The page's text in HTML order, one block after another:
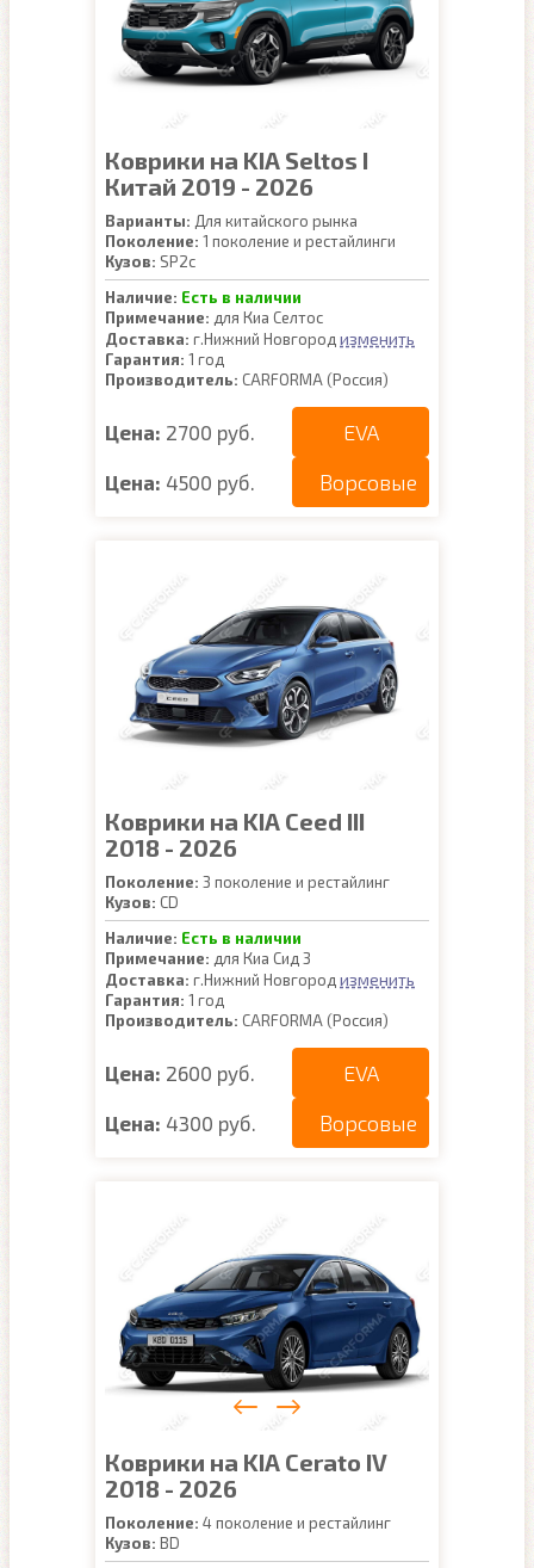
Коврики на KIA Seltos I
Китай 2019 - 2026
Варианты: Для китайского рынка
Поколение: 1 поколение и рестайлинги
Кузов: SP2c
Наличие: Есть в наличии
Примечание: для Киа Селтос
Доставка: г.Нижний Новгород изменить
Гарантия: 1 год
Производитель: CARFORMA (Россия)
Цена: 2700 руб. EVA
Цена: 4500 руб. Ворсовые
Коврики на KIA Ceed III
2018 - 2026
Поколение: 3 поколение и рестайлинг
Кузов: CD
Наличие: Есть в наличии
Примечание: для Киа Сид 3
Доставка: г.Нижний Новгород изменить
Гарантия: 1 год
Производитель: CARFORMA (Россия)
Цена: 2600 руб. EVA
Цена: 4300 руб. Ворсовые
Коврики на KIA Cerato IV
2018 - 2026
Поколение: 4 поколение и рестайлинг
Кузов: BD